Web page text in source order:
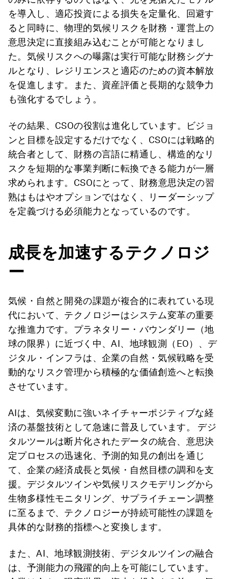
を導入し、適応投資による損失を定量化、回避す
ると同時に、物理的気候リスクを財務・運営上の
意思決定に直接組み込むことが可能となりまし
た。気候リスクへの曝露は実行可能な財務シグナ
ルとなり、レジリエンスと適応のための資本解放
を促進します。また、資産評価と長期的な競争力
も強化するでしょう。
その結果、CSOの役割は進化しています。ビジョ
ンと目標を設定するだけでなく、CSOには戦略的
統合者として、財務の言語に精通し、構造的なリ
スクを短期的な事業判断に転換できる能力が一層
求められます。CSOにとって、財務意思決定の習
熟はもはやオプションではなく、リーダーシップ
を定義づける必須能力となっているのです。
成長を加速するテクノロジ
ー
気候・自然と開発の課題が複合的に表れている現
代において、テクノロジーはシステム変革の重要
な推進力です。プラネタリー・バウンダリー（地
球の限界）に近づく中、AI、地球観測（EO）、デ
ジタル・インフラは、企業の自然・気候戦略を受
動的なリスク管理から積極的な価値創造へと転換
させています。
AIは、気候変動に強いネイチャーポジティブな経
済の基盤技術として急速に普及しています。 デジ
タルツールは断片化されたデータの統合、意思決
定プロセスの迅速化、予測的知見の創出を通じ
て、企業の経済成長と気候・自然目標の調和を支
援。デジタルツインや気候リスクモデリングから
生物多様性モニタリング、サプライチェーン調整
に至るまで、テクノロジーが持続可能性の課題を
具体的な財務的指標へと変換します。
また、AI、地球観測技術、デジタルツインの融合
は、予測能力の飛躍的向上を可能にしています。